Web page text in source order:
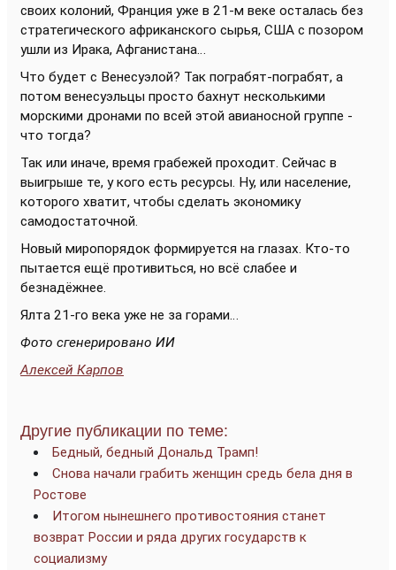
своих колоний, Франция уже в 21-м веке осталась без
стратегического африканского сырья, США с позором
ушли из Ирака, Афганистана…
Что будет с Венесуэлой? Так пограбят-пограбят, а
потом венесуэльцы просто бахнут несколькими
морскими дронами по всей этой авианосной группе -
что тогда?
Так или иначе, время грабежей проходит. Сейчас в
выигрыше те, у кого есть ресурсы. Ну, или население,
которого хватит, чтобы сделать экономику
самодостаточной.
Новый миропорядок формируется на глазах. Кто-то
пытается ещё противиться, но всё слабее и
безнадёжнее.
Ялта 21-го века уже не за горами…
Фото сгенерировано ИИ
Алексей Карпов
Другие публикации по теме:
Бедный, бедный Дональд Трамп!
Снова начали грабить женщин средь бела дня в
Ростове
Итогом нынешнего противостояния станет
возврат России и ряда других государств к
социализму